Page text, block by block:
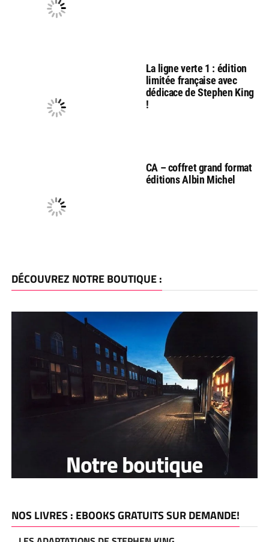
La ligne verte 1 : édition
limitée française avec
dédicace de Stephen King
!
CA – coffret grand format
éditions Albin Michel
DÉCOUVREZ NOTRE BOUTIQUE :
NOS LIVRES : EBOOKS GRATUITS SUR DEMANDE!